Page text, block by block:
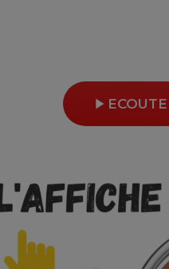
play_arrow